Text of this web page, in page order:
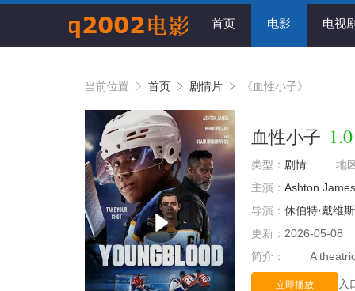
首页 电影 电视
当前位置 首页 剧情片 《血性小子》
血性小子 1.0
类型： 剧情
地
主演： Ashton James
导演： 休伯特·戴维斯
更新： 2026-05-08
简介：
A theatrical
立即播放 入